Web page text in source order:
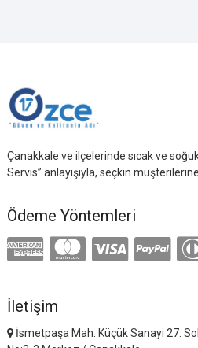
Çanakkale ve ilçelerinde sıcak ve soğuk
Servis” anlayışıyla, seçkin
Ödeme Yöntemleri
İletişim
İsmetpaşa Mah. Küçük Sanayi 27.